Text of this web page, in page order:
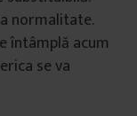
normalitate.
întâmplă acum
se va